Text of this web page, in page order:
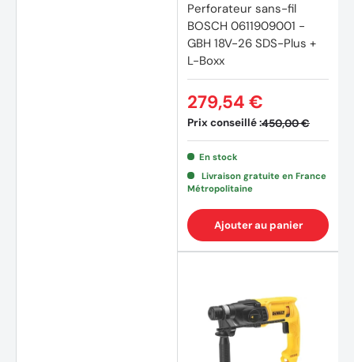
Perforateur sans-fil
BOSCH 0611909001 -
GBH 18V-26 SDS-Plus +
L-Boxx
Prix conseillé :450,00 €
279,54 €
En stock
Livraison gratuite en France
Métropolitaine
Ajouter au panier